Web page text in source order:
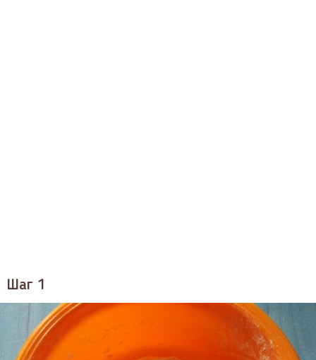
Шаг 1